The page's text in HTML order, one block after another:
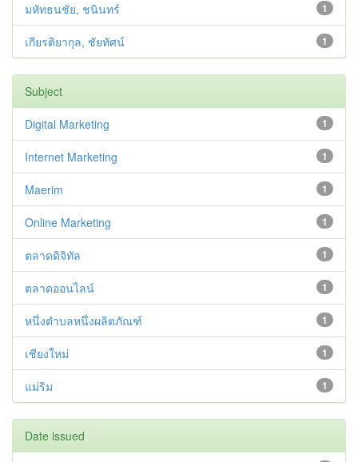
1
มหัทธนชัย, ชนินทร์
1
เกียรติยากุล, ชัยทัศน์
Subject
1
Digital Marketing
1
Internet Marketing
1
Maerim
1
Online Marketing
1
ตลาดดิจิทัล
1
ตลาดออนไลน์
1
หนึ่งตำบลหนึ่งผลิตภัณฑ์
1
เชียงใหม่
1
แม่ริม
Date issued